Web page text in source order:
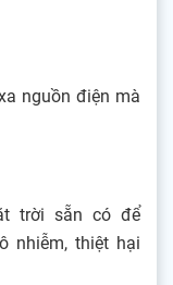
nguồn điện mà
trời sẵn có để
nhiễm, thiệt hại